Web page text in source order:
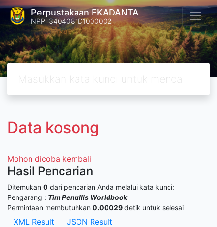
Perpustakaan EKADANTA
NPP: 3404081D1000002
Data kosong
Mohon dicoba kembali
Hasil Pencarian
Ditemukan 0 dari pencarian Anda melalui kata kunci:
Pengarang : Tim Penullis Worldbook
Permintaan membutuhkan 0.00029 detik untuk selesai
XML Result JSON Result